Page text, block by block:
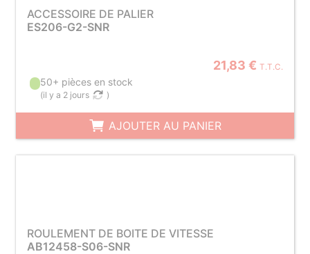
ACCESSOIRE DE PALIER
ES206-G2-SNR
21,83 € T.T.C.
50+ pièces en stock
(il y a 2 jours )
AJOUTER AU PANIER
ROULEMENT DE BOITE DE VITESSE
AB12458-S06-SNR